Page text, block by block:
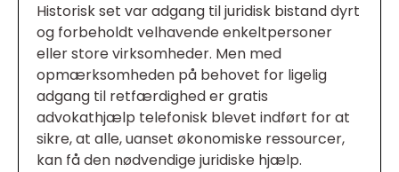
Historisk set var adgang til juridisk bistand dyrt
og forbeholdt velhavende enkeltpersoner
eller store virksomheder. Men med
opmærksomheden på behovet for ligelig
adgang til retfærdighed er gratis
advokathjælp telefonisk blevet indført for at
sikre, at alle, uanset økonomiske ressourcer,
kan få den nødvendige juridiske hjælp.